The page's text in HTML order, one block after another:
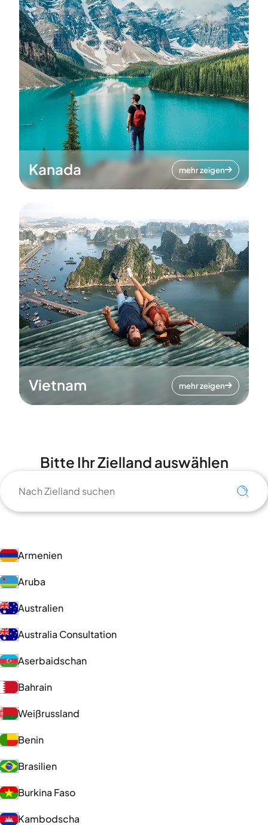
Kanada mehr zeigen
Vietnam mehr zeigen
Bitte Ihr Zielland auswählen
Armenien
Aruba
Australien
Australia Consultation
Aserbaidschan
Bahrain
Weißrussland
Benin
Brasilien
Burkina Faso
Kambodscha